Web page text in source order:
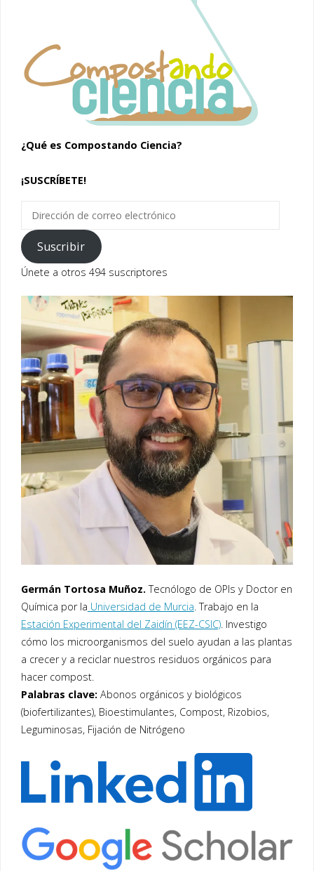
¿Qué es Compostando Ciencia?
¡SUSCRÍBETE!
Dirección
correo
electrónico
Suscribir
Únete a otros 494 suscriptores
Germán Tortosa Muñoz.Tecnólogo de OPIs y Doctor en
Química por la Universidad de Murcia . Trabajo en la
Estación Experimental del Zaidín (EEZ-CSIC). Investigo
cómo los microorganismos del suelo ayudan a las plantas
a crecer y a reciclar nuestros residuos orgánicos para
hacer compost.
Palabras clave:Abonos orgánicos y biológicos
(biofertilizantes), Bioestimulantes, Compost, Rizobios,
Leguminosas, Fijación de Nitrógeno